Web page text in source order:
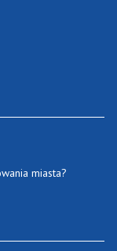
miasta?